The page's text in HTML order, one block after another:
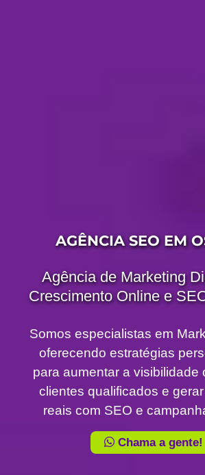
AGÊNCIA SEO EM
Agência de Marketing
Crescimento Online e
Somos especialistas em
oferecendo estratégias
para aumentar a visibilidade
clientes qualificados e
reais com SEO e
Chama a gente!